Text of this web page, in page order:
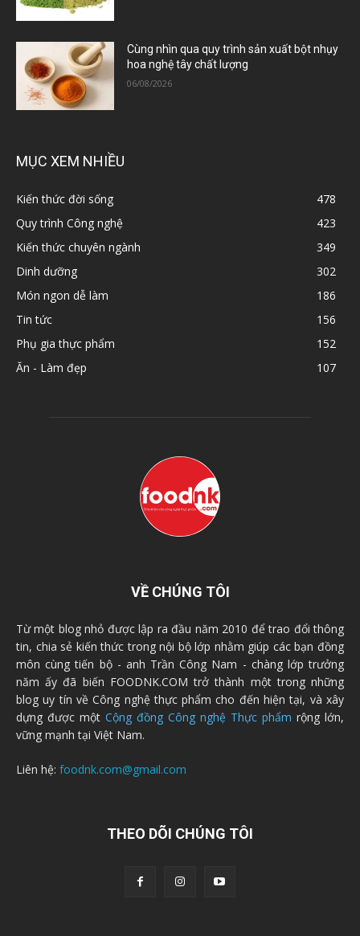
Cùng nhìn qua quy trình sản xuất bột nhụy
hoa nghệ tây chất lượng
06/08/2026
MỤC XEM NHIỀU
Kiến thức đời sống
478
Quy trình Công nghệ
423
Kiến thức chuyên ngành
349
Dinh dưỡng
302
Món ngon dễ làm
186
Tin tức
156
Phụ gia thực phẩm
152
Ăn - Làm đẹp
107
VỀ CHÚNG TÔI
Từ một blog nhỏ được lập ra đầu năm 2010 để trao đổi thông
tin, chia sẻ kiến thức trong nội bộ lớp nhằm giúp các bạn đồng
môn cùng tiến bộ - anh Trần Công Nam - chàng lớp trưởng
năm ấy đã biến FOODNK.COM trở thành một trong những
blog uy tín về Công nghệ thực phẩm cho đến hiện tại, và xây
dựng được một Cộng đồng Công nghệ Thực phẩm rộng lớn,
vững mạnh tại Việt Nam.
Liên hệ: foodnk.com@gmail.com
THEO DÕI CHÚNG TÔI